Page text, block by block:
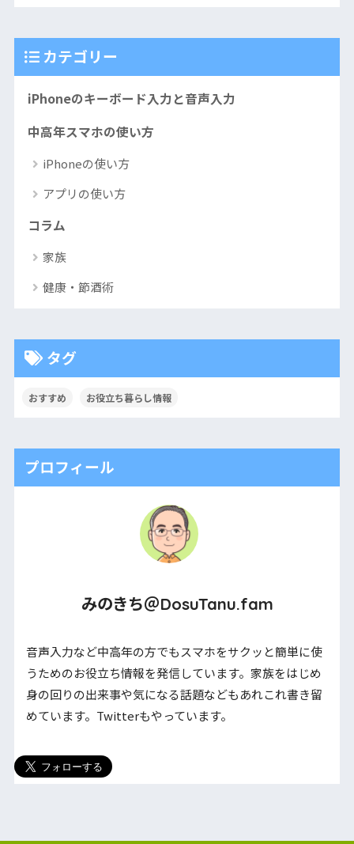
カテゴリー
iPhoneのキーボード入力と音声入力
中高年スマホの使い方
iPhoneの使い方
アプリの使い方
コラム
家族
健康・節酒術
タグ
おすすめ お役立ち暮らし情報
プロフィール
みのきち＠DosuTanu.fam
音声入力など中高年の方でもスマホをサクッと簡単に使
うためのお役立ち情報を発信しています。家族をはじめ
身の回りの出来事や気になる話題などもあれこれ書き留
めています。Twitterもやっています。